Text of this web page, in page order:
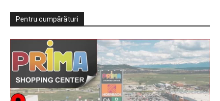
Pentru cumpărături